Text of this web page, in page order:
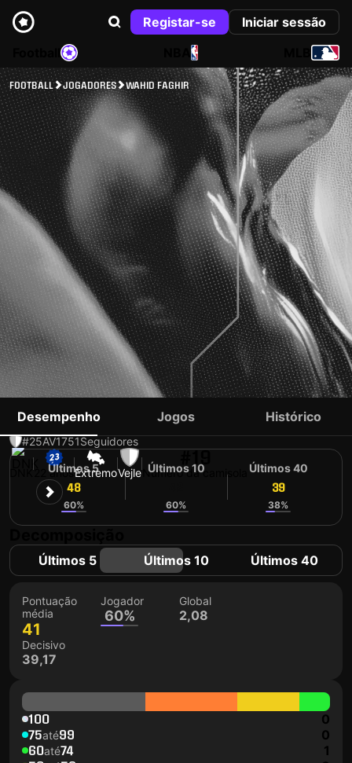
Registar-se
Iniciar sessão
NBA
FOOTBALL JOGADORES WAHID FAGHIR
WAHID FAGHIR
#25AV1751Seguidores
22 anosExtremoVejle Número da camisola
Desempenho Jogos Histórico
Últimos 5
48
60%
Últimos 10
60%
Últimos 40
39
38%
Últimos 5 Últimos 10 Últimos 40
Pontuação
média
41
Jogador
60%
Global
2,08
Decisivo
39,17
100 0
75até99 0
60até74 1